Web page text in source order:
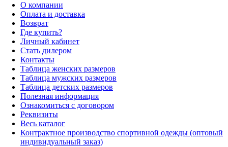
О компании
Оплата и доставка
Возврат
Где купить?
Личный кабинет
Стать дилером
Контакты
Таблица женских размеров
Таблица мужских размеров
Таблица детских размеров
Полезная информация
Ознакомиться с договором
Реквизиты
Весь каталог
Контрактное производство спортивной одежды (оптовый
индивидуальный заказ)